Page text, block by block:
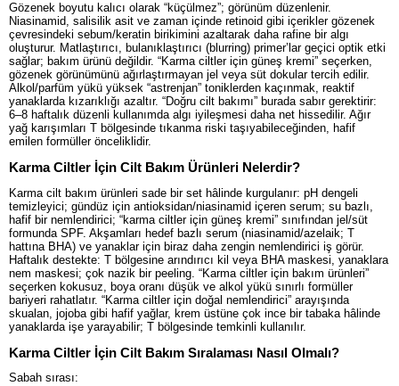
Gözenek boyutu kalıcı olarak “küçülmez”; görünüm düzenlenir.
Niasinamid, salisilik asit ve zaman içinde retinoid gibi içerikler gözenek
çevresindeki sebum/keratin birikimini azaltarak daha rafine bir algı
oluşturur. Matlaştırıcı, bulanıklaştırıcı (blurring) primer’lar geçici optik etki
sağlar; bakım ürünü değildir. “Karma ciltler için güneş kremi” seçerken,
gözenek görünümünü ağırlaştırmayan jel veya süt dokular tercih edilir.
Alkol/parfüm yükü yüksek “astrenjan” toniklerden kaçınmak, reaktif
yanaklarda kızarıklığı azaltır. “Doğru cilt bakımı” burada sabır gerektirir:
6–8 haftalık düzenli kullanımda algı iyileşmesi daha net hissedilir. Ağır
yağ karışımları T bölgesinde tıkanma riski taşıyabileceğinden, hafif
emilen formüller önceliklidir.
Karma Ciltler İçin Cilt Bakım Ürünleri Nelerdir?
Karma cilt bakım ürünleri sade bir set hâlinde kurgulanır: pH dengeli
temizleyici; gündüz için antioksidan/niasinamid içeren serum; su bazlı,
hafif bir nemlendirici; “karma ciltler için güneş kremi” sınıfından jel/süt
formunda SPF. Akşamları hedef bazlı serum (niasinamid/azelaik; T
hattına BHA) ve yanaklar için biraz daha zengin nemlendirici iş görür.
Haftalık destekte: T bölgesine arındırıcı kil veya BHA maskesi, yanaklara
nem maskesi; çok nazik bir peeling. “Karma ciltler için bakım ürünleri”
seçerken kokusuz, boya oranı düşük ve alkol yükü sınırlı formüller
bariyeri rahatlatır. “Karma ciltler için doğal nemlendirici” arayışında
skualan, jojoba gibi hafif yağlar, krem üstüne çok ince bir tabaka hâlinde
yanaklarda işe yarayabilir; T bölgesinde temkinli kullanılır.
Karma Ciltler İçin Cilt Bakım Sıralaması Nasıl Olmalı?
Sabah sırası: